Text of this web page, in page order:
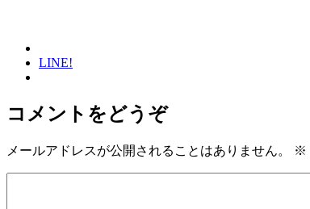
LINE!
コメントをどうぞ
メールアドレスが公開されることはありません。 ※